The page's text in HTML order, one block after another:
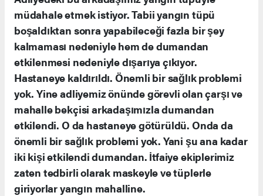
müdahale etmek istiyor. Tabii yangın tüpü
boşaldıktan sonra yapabileceği fazla bir şey
kalmaması nedeniyle hem de dumandan
etkilenmesi nedeniyle dışarıya çıkıyor.
Hastaneye kaldırıldı. Önemli bir sağlık problemi
yok. Yine adliyemiz önünde görevli olan çarşı ve
mahalle bekçisi arkadaşımızla dumandan
etkilendi. O da hastaneye götürüldü. Onda da
önemli bir sağlık problemi yok. Yani şu ana kadar
iki kişi etkilendi dumandan. İtfaiye ekiplerimiz
zaten tedbirli olarak maskeyle ve tüplerle
giriyorlar yangın mahalline.